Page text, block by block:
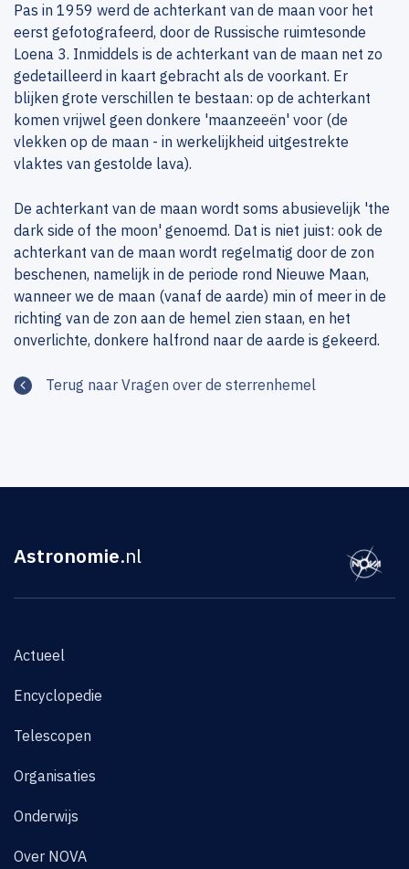
Pas in 1959 werd de achterkant van de maan voor het
eerst gefotografeerd, door de Russische ruimtesonde
Loena 3. Inmiddels is de achterkant van de maan net zo
gedetailleerd in kaart gebracht als de voorkant. Er
blijken grote verschillen te bestaan: op de achterkant
komen vrijwel geen donkere 'maanzeeën' voor (de
vlekken op de maan - in werkelijkheid uitgestrekte
vlaktes van gestolde lava).
De achterkant van de maan wordt soms abusievelijk 'the
dark side of the moon' genoemd. Dat is niet juist: ook de
achterkant van de maan wordt regelmatig door de zon
beschenen, namelijk in de periode rond Nieuwe Maan,
wanneer we de maan (vanaf de aarde) min of meer in de
richting van de zon aan de hemel zien staan, en het
onverlichte, donkere halfrond naar de aarde is gekeerd.
Terug naar Vragen over de sterrenhemel
Astronomie.nl
Actueel
Encyclopedie
Telescopen
Organisaties
Onderwijs
Over NOVA